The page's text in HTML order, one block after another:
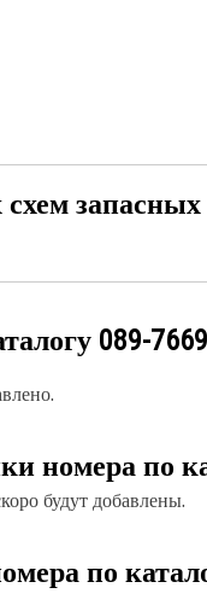
запасных
089-7669
номера по
будут добавлены.
по